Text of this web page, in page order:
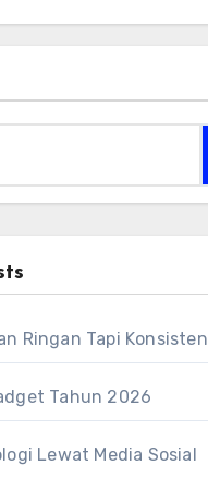
Ringan Tapi Konsisten
Tahun 2026
Lewat Media Sosial